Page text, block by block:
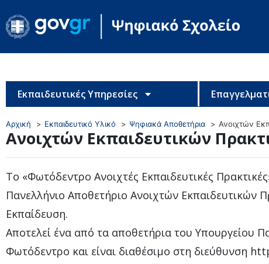
Εκπαιδευτικές Υπηρεσίες
Αρχική Εκπαιδευτικό Υλικό Ψηφιακά Αποθετήρια Ανοιχτών
Ανοιχτών Εκπαιδευτικών
Το «Φωτόδεντρο Ανοιχτές Εκπαιδευτικές
Πανελλήνιο Αποθετήριο Ανοιχτών Εκπαιδευτικών
Εκπαίδευση.
Αποτελεί ένα από τα αποθετήρια του Υπουργείου
Φωτόδεντρο και είναι διαθέσιμο στη διεύθυνση